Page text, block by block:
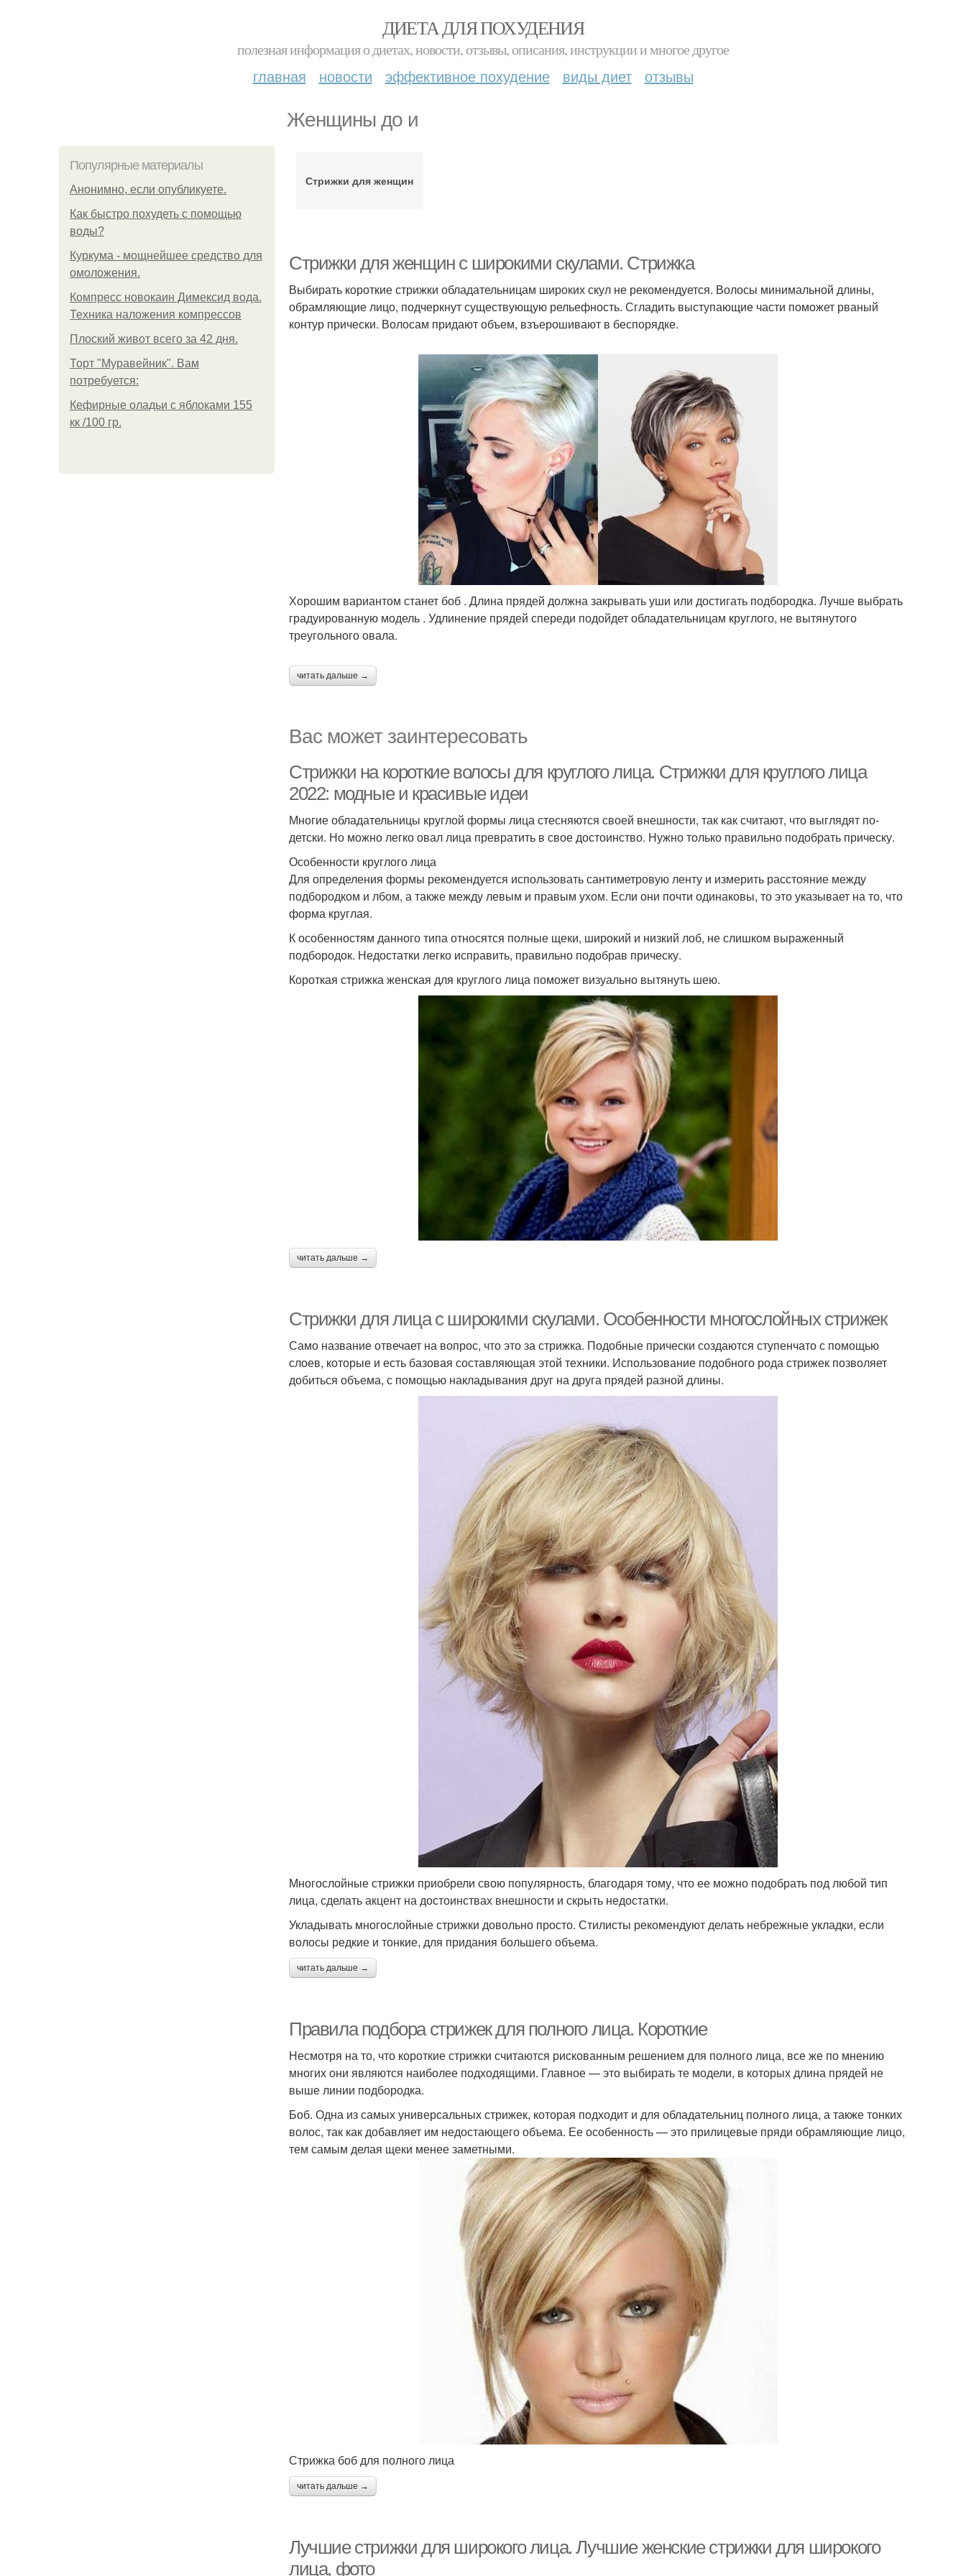
ДИЕТА ДЛЯ ПОХУДЕНИЯ
полезная информация о диетах, новости, отзывы, описания, инструкции и многое другое
главная новости эффективное похудение виды диет отзывы
Женщины до и
Популярные материалы
Анонимно, если опубликуете.
Как быстро похудеть с помощью
воды?
Куркума - мощнейшее средство для
омоложения.
Компресс новокаин Димексид вода.
Техника наложения компрессов
Плоский живот всего за 42 дня.
Торт "Муравейник". Вам
потребуется:
Кефирные оладьи с яблоками 155
кк /100 гр.
Стрижки для женщин
Стрижки для женщин с широкими скулами. Стрижка
Выбирать короткие стрижки обладательницам широких скул не рекомендуется. Волосы минимальной длины,
обрамляющие лицо, подчеркнут существующую рельефность. Сгладить выступающие части поможет рваный
контур прически. Волосам придают объем, взъерошивают в беспорядке.
Хорошим вариантом станет боб . Длина прядей должна закрывать уши или достигать подбородка. Лучше выбрать
градуированную модель . Удлинение прядей спереди подойдет обладательницам круглого, не вытянутого
треугольного овала.
читать дальше →
Вас может заинтересовать
Стрижки на короткие волосы для круглого лица. Стрижки для круглого лица
2022: модные и красивые идеи
Многие обладательницы круглой формы лица стесняются своей внешности, так как считают, что выглядят по-
детски. Но можно легко овал лица превратить в свое достоинство. Нужно только правильно подобрать прическу.
Особенности круглого лица
Для определения формы рекомендуется использовать сантиметровую ленту и измерить расстояние между
подбородком и лбом, а также между левым и правым ухом. Если они почти одинаковы, то это указывает на то, что
форма круглая.
К особенностям данного типа относятся полные щеки, широкий и низкий лоб, не слишком выраженный
подбородок. Недостатки легко исправить, правильно подобрав прическу.
Короткая стрижка женская для круглого лица поможет визуально вытянуть шею.
читать дальше →
Стрижки для лица с широкими скулами. Особенности многослойных стрижек
Само название отвечает на вопрос, что это за стрижка. Подобные прически создаются ступенчато с помощью
слоев, которые и есть базовая составляющая этой техники. Использование подобного рода стрижек позволяет
добиться объема, с помощью накладывания друг на друга прядей разной длины.
Многослойные стрижки приобрели свою популярность, благодаря тому, что ее можно подобрать под любой тип
лица, сделать акцент на достоинствах внешности и скрыть недостатки.
Укладывать многослойные стрижки довольно просто. Стилисты рекомендуют делать небрежные укладки, если
волосы редкие и тонкие, для придания большего объема.
читать дальше →
Правила подбора стрижек для полного лица. Короткие
Несмотря на то, что короткие стрижки считаются рискованным решением для полного лица, все же по мнению
многих они являются наиболее подходящими. Главное — это выбирать те модели, в которых длина прядей не
выше линии подбородка.
Боб. Одна из самых универсальных стрижек, которая подходит и для обладательниц полного лица, а также тонких
волос, так как добавляет им недостающего объема. Ее особенность — это прилицевые пряди обрамляющие лицо,
тем самым делая щеки менее заметными.
Стрижка боб для полного лица
читать дальше →
Лучшие стрижки для широкого лица. Лучшие женские стрижки для широкого
лица, фото